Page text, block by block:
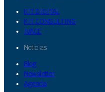
KIT DIGITAL
KIT CONSULTING
IVACE
Noticias
Blog
Newsletter
Agenda